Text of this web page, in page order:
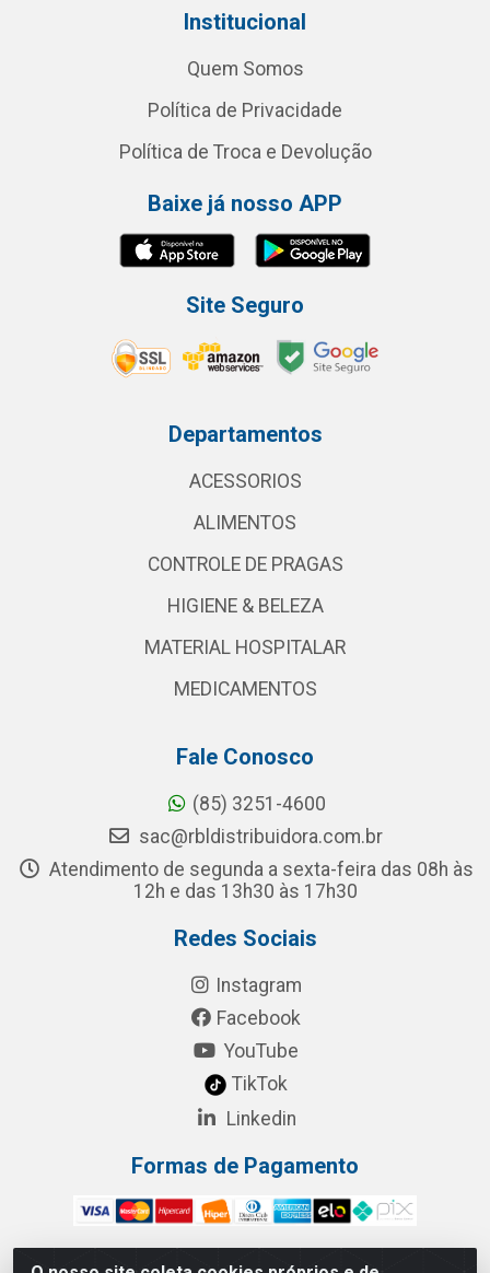
Institucional
Quem Somos
Política de Privacidade
Política de Troca e Devolução
Baixe já nosso APP
Site Seguro
Departamentos
ACESSORIOS
ALIMENTOS
CONTROLE DE PRAGAS
HIGIENE & BELEZA
MATERIAL HOSPITALAR
MEDICAMENTOS
Fale Conosco
(85) 3251-4600
sac@rbldistribuidora.com.br
Atendimento de segunda a sexta-feira das 08h às
12h e das 13h30 às 17h30
Redes Sociais
Instagram
Facebook
YouTube
TikTok
Linkedin
Formas de Pagamento